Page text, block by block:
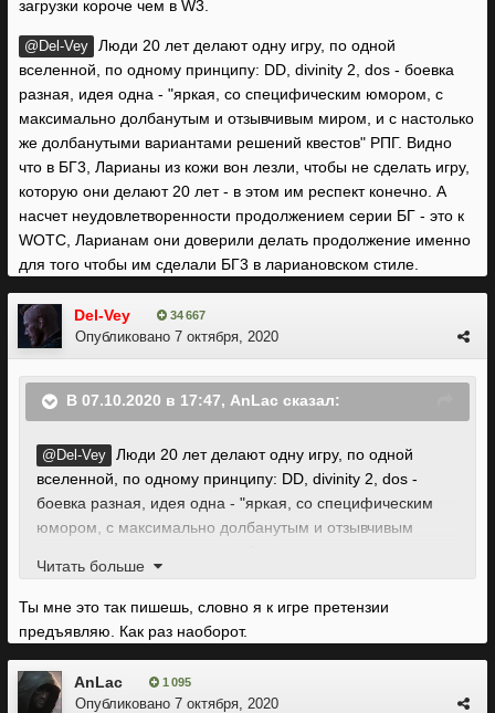
загрузки короче чем в W3.
@Del-Vey
Люди 20 лет делают одну игру, по одной
вселенной, по одному принципу: DD, divinity 2, dos - боевка
разная, идея одна - "яркая, со специфическим юмором, с
максимально долбанутым и отзывчивым миром, и с настолько
же долбанутыми вариантами решений квестов" РПГ. Видно
что в БГ3, Ларианы из кожи вон лезли, чтобы не сделать игру,
которую они делают 20 лет - в этом им респект конечно. А
насчет неудовлетворенности продолжением серии БГ - это к
WOTC, Ларианам они доверили делать продолжение именно
для того чтобы им сделали БГ3 в лариановском стиле.
Del-Vey 34 667
Опубликовано 7 октября, 2020
В 07.10.2020 в 17:47, AnLac сказал:
@Del-Vey
Люди 20 лет делают одну игру, по одной
вселенной, по одному принципу: DD, divinity 2, dos -
боевка разная, идея одна - "яркая, со специфическим
юмором, с максимально долбанутым и отзывчивым
решений квестов" РПГ. Видно что в БГ3, Ларианы из кожи
лет - в этом им респект конечно. А насчет
неудовлетворенности продолжением серии БГ - это к
WOTC, Ларианам они доверили делать
продолжение именно для того чтобы им сделали БГ3 в
Читать больше
Ты мне это так пишешь, словно я к игре претензии
предъявляю. Как раз наоборот.
AnLac 1 095
Опубликовано 7 октября, 2020